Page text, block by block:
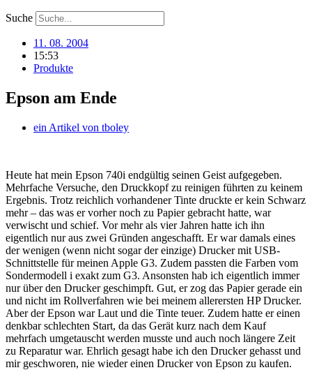
Suche
11. 08. 2004
15:53
Produkte
Epson am Ende
ein Artikel von tboley
Heute hat mein Epson 740i endgültig seinen Geist aufgegeben.
Mehrfache Versuche, den Druckkopf zu reinigen führten zu keinem
Ergebnis. Trotz reichlich vorhandener Tinte druckte er kein Schwarz
mehr – das was er vorher noch zu Papier gebracht hatte, war
verwischt und schief. Vor mehr als vier Jahren hatte ich ihn
eigentlich nur aus zwei Gründen angeschafft. Er war damals eines
der wenigen (wenn nicht sogar der einzige) Drucker mit USB-
Schnittstelle für meinen Apple G3. Zudem passten die Farben vom
Sondermodell i exakt zum G3. Ansonsten hab ich eigentlich immer
nur über den Drucker geschimpft. Gut, er zog das Papier gerade ein
und nicht im Rollverfahren wie bei meinem allerersten HP Drucker.
Aber der Epson war Laut und die Tinte teuer. Zudem hatte er einen
denkbar schlechten Start, da das Gerät kurz nach dem Kauf
mehrfach umgetauscht werden musste und auch noch längere Zeit
zu Reparatur war. Ehrlich gesagt habe ich den Drucker gehasst und
mir geschworen, nie wieder einen Drucker von Epson zu kaufen.